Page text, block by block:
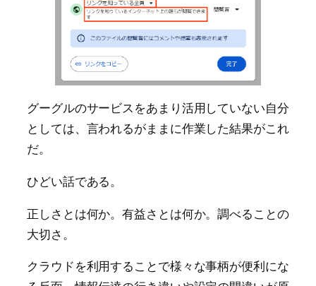
グーグルのサービスをあまり活用していない自分
としては、言われるがままに作業した結果がこれ
だ。
ひどい話である。
正しさとは何か。有益さとは何か。調べることの
大切さ。
クラウドを利用することで様々な事柄が便利にな